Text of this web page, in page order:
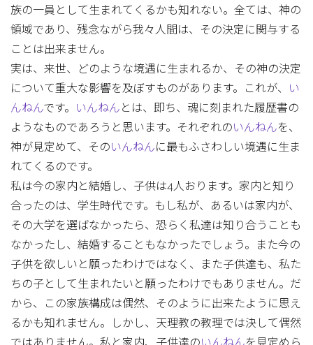
族の一員として生まれてくるかも知れない。全ては、神の
領域であり、残念ながら我々人間は、その決定に関与する
ことは出来ません。
実は、来世、どのような境遇に生まれるか、その神の決定
について重大な影響を及ぼすものがあります。これが、
い
んねんです。 いんねん とは、即ち、魂に刻まれた履歴書の
ようなものであろうと思います。それぞれのいんねんを、
神が見定めて、そのいんねんに最もふさわしい境遇に生ま
れてくるのです。
私は今の家内と結婚し、子供は4人おります。家内と知り
合ったのは、学生時代です。もし私が、あるいは家内が、
その大学を選ばなかったら、恐らく私達は知り合うことも
なかったし、結婚することもなかったでしょう。また今の
子供を欲しいと願ったわけではなく、また子供達も、私た
ちの子として生まれたいと願ったわけでもありません。だ
から、この家族構成は偶然、そのように出来たように思え
るかも知れません。しかし、天理教の教理では決して偶然